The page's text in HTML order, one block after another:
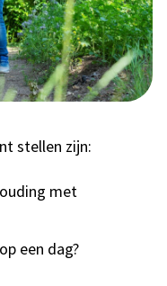
stellen zijn:
met
een dag?